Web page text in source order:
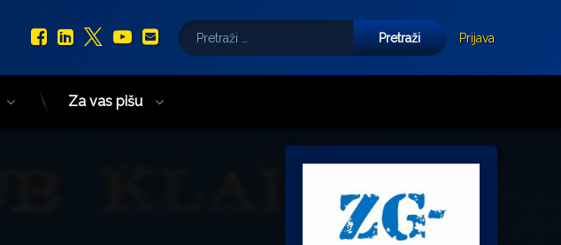
Facebook
LinkedIn
X.com
YouTube
E-mail
Pretraži:
Prijava
Za vas pišu